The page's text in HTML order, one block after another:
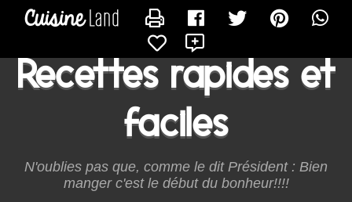
Recettes rapides et
faciles
N'oublies pas que, comme le dit Président : Bien
manger c'est le début du bonheur!!!!
CONTACTER ONMANGEQUOICESOIR